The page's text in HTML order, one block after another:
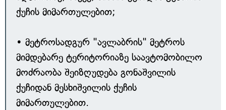
ქუჩის მიმართულებით;
• მეტროსადგურ "ავლაბრის" მეტროს
მიმდებარე ტერიტორიაზე საავტომობილო
მოძრაობა შეიზღუდება გონაშვილის
ქუჩიდან მესხიშვილის ქუჩის
მიმართულებით.